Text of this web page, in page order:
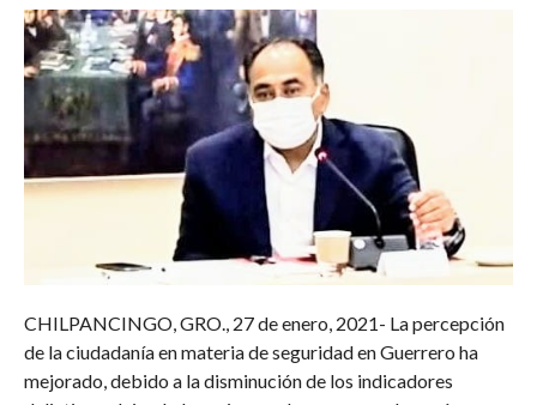
CHILPANCINGO, GRO., 27 de enero, 2021- La percepción
de la ciudadanía en materia de seguridad en Guerrero ha
mejorado, debido a la disminución de los indicadores